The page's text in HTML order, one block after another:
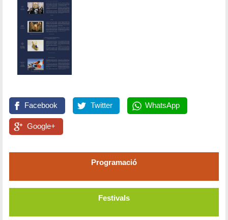
Facebook Twitter WhatsApp
Google+
Programació
Festivals